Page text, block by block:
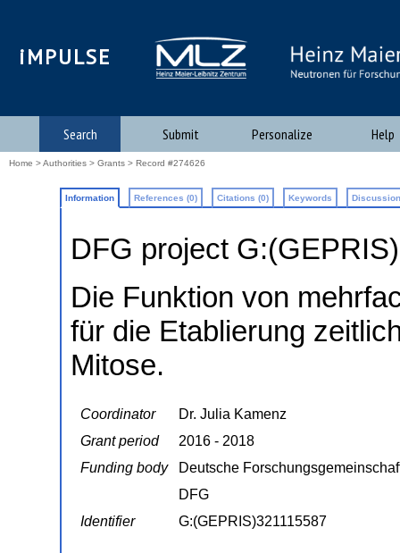
iMPULSE
Search Submit Personalize Help
Home >Authorities > Grants > Record #274626
Information References (0) Citations (0) Keywords
DFG project
Die Funktion von
für die Etablierung
Mitose.
Coordinator
Dr. Julia Kamenz
Grant period
2016 - 2018
Funding body
Deutsche
DFG
Identifier
G:(GEPRIS)321115587